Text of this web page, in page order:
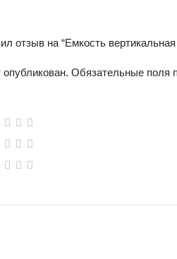
отзыв на “Емкость
Обязательные поля